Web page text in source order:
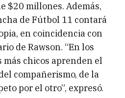
$20 millones. Además,
de Fútbol 11 contará
en coincidencia con
de Rawson. “En los
más chicos aprenden el
compañerismo, de la
por el otro”, expresó.